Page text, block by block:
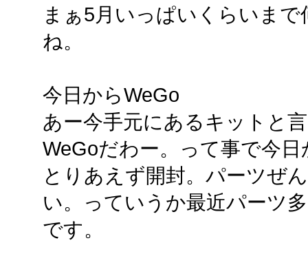
まぁ5月いっぱいくらいま
ね。
今日からWeGo
あー今手元にあるキットと
WeGoだわー。って事で今
とりあえず開封。パーツぜ
い。っていうか最近パーツ
です。